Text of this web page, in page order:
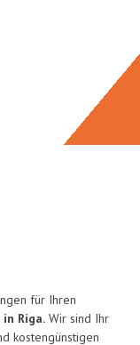
für Ihren
Riga. Wir sind Ihr
kostengünstigen